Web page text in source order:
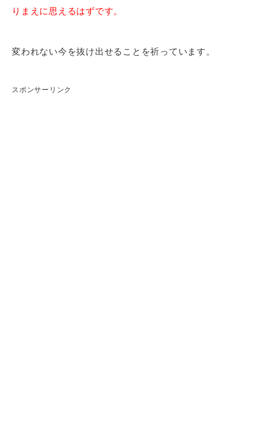
りまえに思えるはずです。
変われない今を抜け出せることを祈っています。
スポンサーリンク